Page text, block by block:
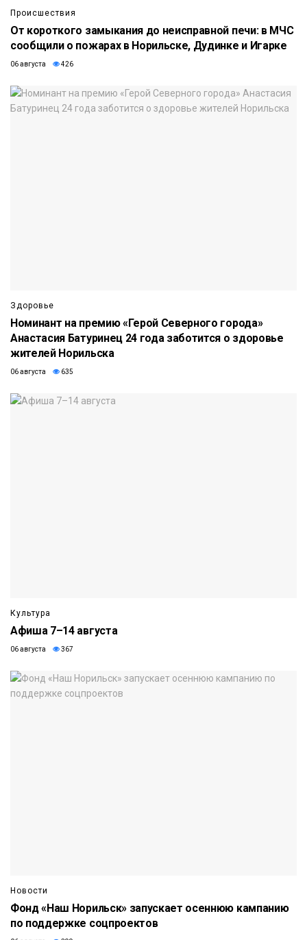
Происшествия
От короткого замыкания до неисправной печи: в МЧС
сообщили о пожарах в Норильске, Дудинке и Игарке
06 августа 426
Здоровье
Номинант на премию «Герой Северного города»
Анастасия Батуринец 24 года заботится о здоровье
жителей Норильска
06 августа 635
Культура
Афиша 7–14 августа
06 августа 367
Новости
Фонд «Наш Норильск» запускает осеннюю кампанию
по поддержке соцпроектов